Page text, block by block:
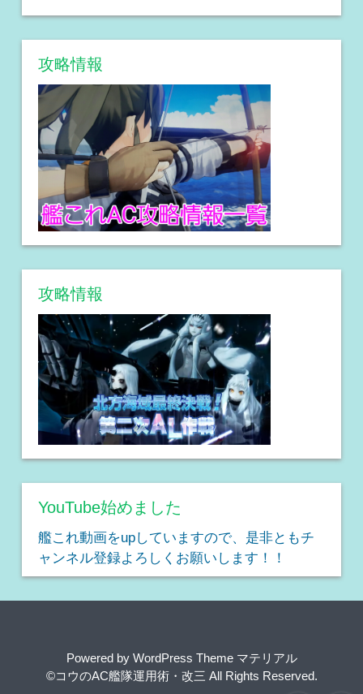
攻略情報
攻略情報
YouTube始めました
艦これ動画をupしていますので、是非ともチ
ャンネル登録よろしくお願いします！！
Powered by WordPress Theme マテリアル
©コウのAC艦隊運用術・改三 All Rights Reserved.